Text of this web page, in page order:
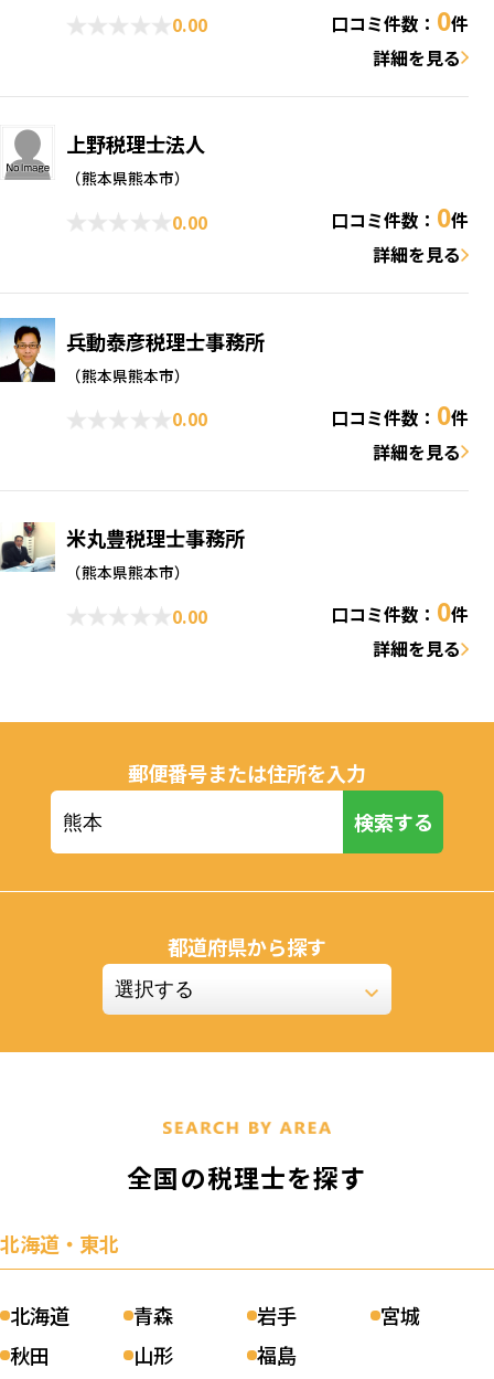
郵便番号または住所を入力
検索する
都道府県から探す
0.00 口コミ件数： 0件
詳細を見る
上野税理士法人
（熊本県熊本市）
0.00 口コミ件数： 0件
詳細を見る
兵動泰彦税理士事務所
（熊本県熊本市）
0.00 口コミ件数： 0件
詳細を見る
米丸豊税理士事務所
（熊本県熊本市）
0.00 口コミ件数： 0件
詳細を見る
（熊本県熊本市）
口コミ件数： 0
詳細を見る
山口公認会計士事務所
（熊本県玉名市）
0.00 口コミ件数：
江﨑齢税理士事務所
（福岡県八女市）
渋田税理士事務所
（福岡県久留米市）
全国の税理士を探す
北海道・東北
北海道 青森 岩手
宮城
秋田
山形
福島